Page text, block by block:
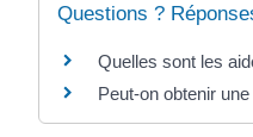
Questions ?
Quelles sont les
Peut-on obtenir